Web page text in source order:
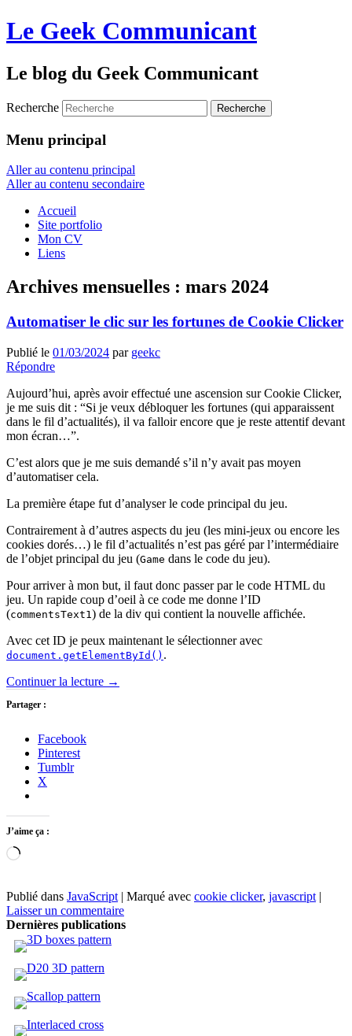
Le Geek Communicant
Le blog du Geek Communicant
Recherche
Menu principal
Aller au contenu principal
Aller au contenu secondaire
Accueil
Site portfolio
Mon CV
Liens
Archives mensuelles : mars 2024
Automatiser le clic sur les fortunes de Cookie Clicker
Publié le 01/03/2024 par geekc
Répondre
Aujourd’hui, après avoir effectué une ascension sur Cookie Clicker,
je me suis dit : “Si je veux débloquer les fortunes (qui apparaissent
dans le fil d’actualités), il va falloir encore que je reste attentif devant
mon écran…”.
C’est alors que je me suis demandé s’il n’y avait pas moyen
d’automatiser cela.
La première étape fut d’analyser le code principal du jeu.
Contrairement à d’autres aspects du jeu (les mini-jeux ou encore les
cookies dorés…) le fil d’actualités n’est pas géré par l’intermédiaire
de l’objet principal du jeu (Game dans le code du jeu).
Pour arriver à mon but, il faut donc passer par le code HTML du
jeu. Un rapide coup d’oeil à ce code me donne l’ID
(commentsText1 ) de la div qui contient la nouvelle affichée.
Avec cet ID je peux maintenant le sélectionner avec
document.getElementById() .
Continuer la lecture →
Partager :
Facebook
Pinterest
Tumblr
X
J’aime ça :
Chargement…
Publié dans JavaScript | Marqué avec cookie clicker, javascript |
Laisser un commentaire
Dernières publications